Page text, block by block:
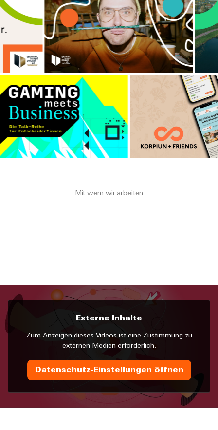
Mit wem wir arbeiten
Externe Inhalte
Zum Anzeigen dieses Videos ist eine Zustimmung zu
externen Medien erforderlich.
Datenschutz-Einstellungen öffnen